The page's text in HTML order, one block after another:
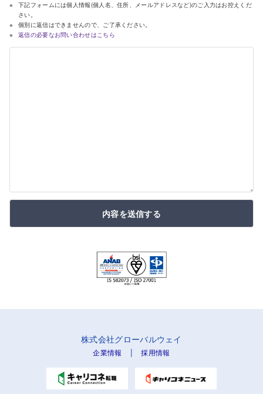
下記フォームには個人情報(個人名、住所、メールアドレスなど)のご入力はお控えくだ
さい。
個別に返信はできませんので、ご了承ください。
返信の必要なお問い合わせはこちら
内容を送信する
株式会社グローバルウェイ
企業情報 |採用情報